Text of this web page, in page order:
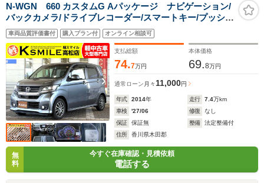
N-WGN 660 カスタムG Aパッケージ ナビゲーション/
バックカメラ/ドライブレコーダー/スマートキー/プッシュ
スタート/クルーズコントロール/衝突被害軽減システム/ア
イドリングストップ/純正アルミホイール/オートライト/オ
ートエアコン
車両品質評価書付 購入プラン付 オンライン相談可
支払総額
74.7万円
本体価格
69.8万円
通常ローン 月々 11,000円
年式 2014年 走行 7.4万km
車検
'27/06 修復
なし
保証
保証無 整備
法定整備付
住所
香川県木田郡
無
料
今すぐ在庫確認・見積依頼
電話する